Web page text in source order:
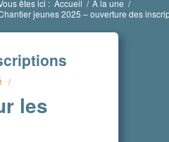
êtes ici : Accueil / A la une /
jeunes 2025 – ouverture des
/
les